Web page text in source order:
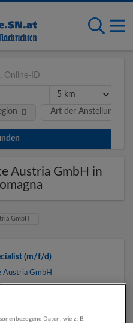
Art der Anstellung
Austria GmbH in
GmbH
(m/f/d)
Austria GmbH
Daten, wie z. B.